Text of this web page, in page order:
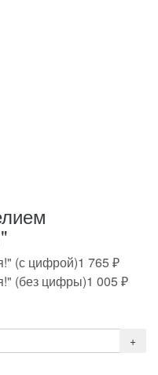
(с цифрой)1 765₽
(без цифры)1 005₽